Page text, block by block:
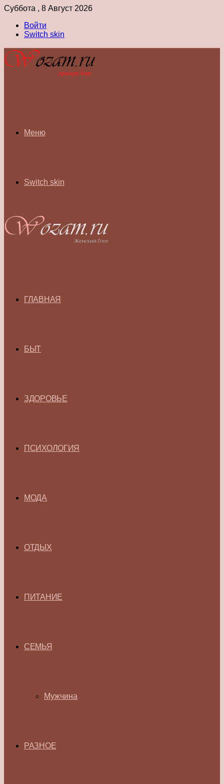
Суббота , 8 Август 2026
Войти
Switch skin
Меню
Switch skin
ГЛАВНАЯ
БЫТ
ЗДОРОВЬЕ
ПСИХОЛОГИЯ
МОДА
ОТДЫХ
ПИТАНИЕ
СЕМЬЯ
Мужчина
РАЗНОЕ